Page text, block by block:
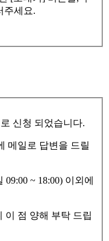
주세요.
신청 되었습니다.
메일로 답변을 드릴
~ 18:00) 이외에
이 점 양해 부탁 드립